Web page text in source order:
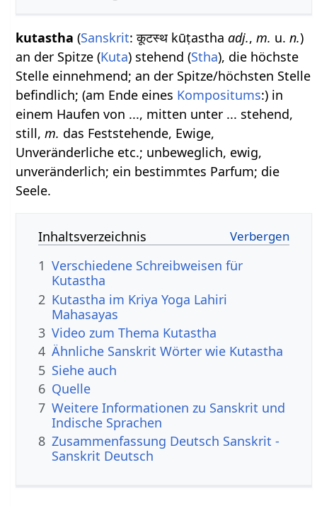
kutastha (Sanskrit: कूटस्थ kūṭasthaadj.,m. u.n.)
an der Spitze (Kuta) stehend (Stha), die höchste
Stelle einnehmend; an der Spitze/höchsten Stelle
befindlich; (am Ende eines Kompositums:) in
einem Haufen von ..., mitten unter ... stehend,
still,m. das Feststehende, Ewige,
Unveränderliche etc.; unbeweglich, ewig,
unveränderlich; ein bestimmtes Parfum; die
Seele.
Inhaltsverzeichnis
1 Verschiedene Schreibweisen für
Kutastha
2 Kutastha im Kriya Yoga Lahiri
Mahasayas
3 Video zum Thema Kutastha
4 Ähnliche Sanskrit Wörter wie Kutastha
5 Siehe auch
6 Quelle
7 Weitere Informationen zu Sanskrit und
Indische Sprachen
8 Zusammenfassung Deutsch Sanskrit -
Sanskrit Deutsch